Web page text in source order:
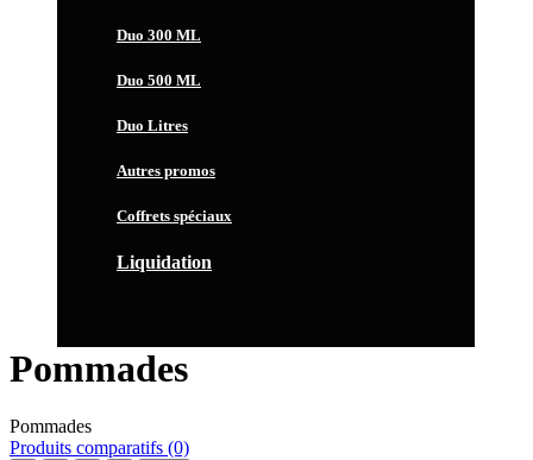
Duo 300 ML
Duo 500 ML
Duo Litres
Autres promos
Coffrets spéciaux
Liquidation
Pommades
Pommades
Produits comparatifs (0)